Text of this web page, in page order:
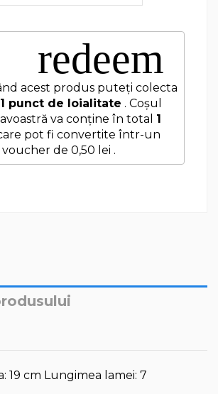
redeem
acest produs puteți colecta
1 punct de loialitate . Coșul
va conține în total 1
pot fi convertite într-un
voucher de 0,50 lei .
19 cm Lungimea lamei: 7